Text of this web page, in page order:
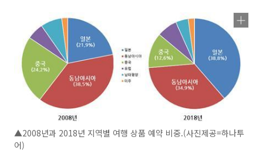
▲2008년과 2018년 지역별 여행 상품 예약 비중.(사진제공=하나투
어)